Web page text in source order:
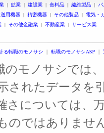
| 鉱業 | 建設業 | 食料品 | 繊維製品 |
用機器 | 精密機器 | その他製品 | 電気・
| その他金融業 | 不動産業 | サービス業
る転職のモノサシ ｜ 転職のモノサシASP ｜
のモノサシでは
されたデータを
さについては、
のではありませ